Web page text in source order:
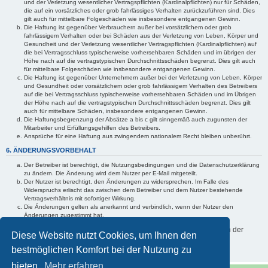
Diese Website nutzt Cookies, um Ihnen den
bestmöglichen Komfort bei der Nutzung zu
und der Verletzung wesentlicher Vertragspflichten (Kardinalpflichten) nur für Schäden,
die auf ein vorsätzliches oder grob fahrlässiges Verhalten zurückzuführen sind. Dies
gilt auch für mittelbare Folgeschäden wie insbesondere entgangenen Gewinn.
Die Haftung ist gegenüber Verbrauchern außer bei vorsätzlichem oder grob
fahrlässigem Verhalten oder bei Schäden aus der Verletzung von Leben, Körper und
Gesundheit und der Verletzung wesentlicher Vertragspflichten (Kardinalpflichten) auf
die bei Vertragsschluss typischerweise vorhersehbaren Schäden und im übrigen der
Höhe nach auf die vertragstypischen Durchschnittsschäden begrenzt. Dies gilt auch
für mittelbare Folgeschäden wie insbesondere entgangenen Gewinn.
Die Haftung ist gegenüber Unternehmern außer bei der Verletzung von Leben, Körper
und Gesundheit oder vorsätzlichem oder grob fahrlässigem Verhalten des Betreibers
auf die bei Vertragsschluss typischerweise vorhersehbaren Schäden und im Übrigen
der Höhe nach auf die vertragstypischen Durchschnittsschäden begrenzt. Dies gilt
auch für mittelbare Schäden, insbesondere entgangenen Gewinn.
Die Haftungsbegrenzung der Absätze a bis c gilt sinngemäß auch zugunsten der
Mitarbeiter und Erfüllungsgehilfen des Betreibers.
Ansprüche für eine Haftung aus zwingendem nationalem Recht bleiben unberührt.
6. ÄNDERUNGSVORBEHALT
Der Betreiber ist berechtigt, die Nutzungsbedingungen und die Datenschutzerklärung
zu ändern. Die Änderung wird dem Nutzer per E-Mail mitgeteilt.
Der Nutzer ist berechtigt, den Änderungen zu widersprechen. Im Falle des
Widerspruchs erlischt das zwischen dem Betreiber und dem Nutzer bestehende
Vertragsverhältnis mit sofortiger Wirkung.
Die Änderungen gelten als anerkannt und verbindlich, wenn der Nutzer den
Änderungen zugestimmt hat.
Informationen über den Umgang mit Ihren persönlichen Daten sind in der
Datenschutzerklärung enthalten.